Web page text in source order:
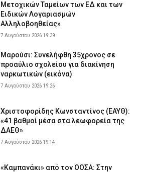
Μετοχικών Ταμείων των ΕΔ και των
Ειδικών Λογαριασμών
Αλληλοβοηθείας»
7 Αυγούστου 2026 19:39
Μαρούσι: Συνελήφθη 35χρονος σε
προαύλιο σχολείου για διακίνηση
ναρκωτικών (εικόνα)
7 Αυγούστου 2026 19:26
Χριστοφορίδης Κωνσταντίνος (ΕΑΥΘ):
«41 βαθμοί μέσα στα λεωφορεία της
ΔΑΕΘ»
7 Αυγούστου 2026 19:14
«Καμπανάκι» από τον ΟΟΣΑ: Στην